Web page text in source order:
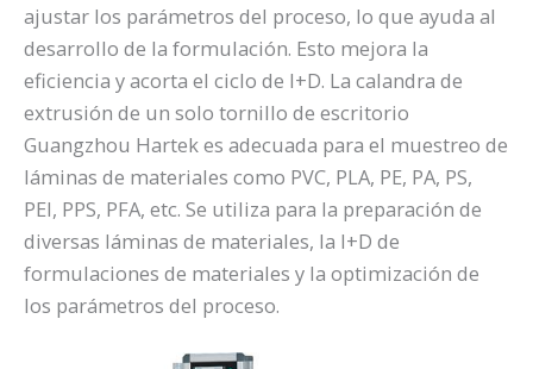
ajustar los parámetros del proceso, lo que ayuda al
desarrollo de la formulación. Esto mejora la
eficiencia y acorta el ciclo de I+D. La calandra de
extrusión de un solo tornillo de escritorio
Guangzhou Hartek es adecuada para el muestreo de
láminas de materiales como PVC, PLA, PE, PA, PS,
PEI, PPS, PFA, etc. Se utiliza para la preparación de
diversas láminas de materiales, la I+D de
formulaciones de materiales y la optimización de
los parámetros del proceso.